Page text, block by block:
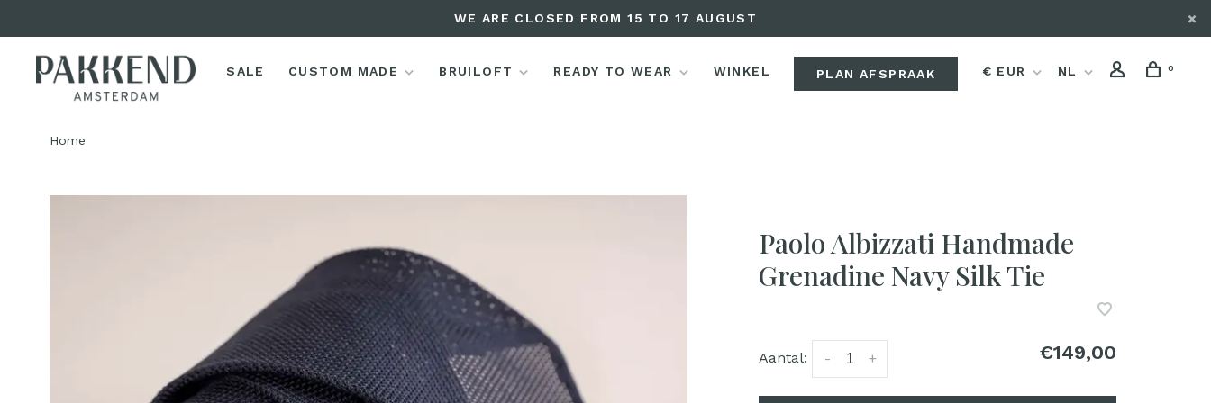
WE ARE CLOSED FROM 15 TO 17 AUGUST
SALE CUSTOM MADE BRUILOFT READY TO WEAR WINKEL PLAN AFSPRAAK € EUR NL 0
Home
Paolo Albizzati Handmade
Grenadine Navy Silk Tie
Aantal: +
- €149,00